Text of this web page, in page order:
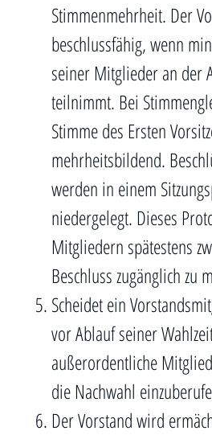
Stimmenmehrheit. Der
beschlussfähig, wenn
seiner Mitglieder an der
teilnimmt. Bei
Stimme des Ersten
mehrheitsbildend.
werden in einem
niedergelegt. Dieses
Mitgliedern spätestens
Beschluss zugänglich zu
Scheidet ein
vor Ablauf seiner
außerordentliche
die Nachwahl
Der Vorstand wird